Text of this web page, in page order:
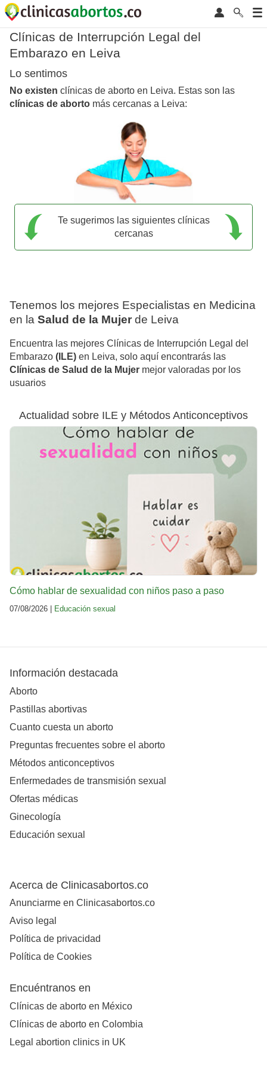
Clínicas de Interrupción Legal del
Embarazo en Leiva
Lo sentimos
No existen clínicas de aborto en Leiva. Estas son las
clínicas de aborto más cercanas a Leiva:
Te sugerimos las siguientes clínicas
cercanas
Tenemos los mejores Especialistas en Medicina
en la Salud de la Mujer de Leiva
Encuentra las mejores Clínicas de Interrupción Legal del
Embarazo (ILE) en Leiva, solo aquí encontrarás las
Clínicas de Salud de la Mujer mejor valoradas por los
usuarios
Actualidad sobre ILE y Métodos Anticonceptivos
Cómo hablar de sexualidad con niños paso a paso
07/08/2026 | Educación sexual
Información destacada
Aborto
Pastillas abortivas
Cuanto cuesta un aborto
Preguntas frecuentes sobre el aborto
Métodos anticonceptivos
Enfermedades de transmisión sexual
Ofertas médicas
Ginecología
Educación sexual
Acerca de Clinicasabortos.co
Anunciarme en Clinicasabortos.co
Aviso legal
Política de privacidad
Política de Cookies
Encuéntranos en
Clínicas de aborto en México
Clínicas de aborto en Colombia
Legal abortion clinics in UK